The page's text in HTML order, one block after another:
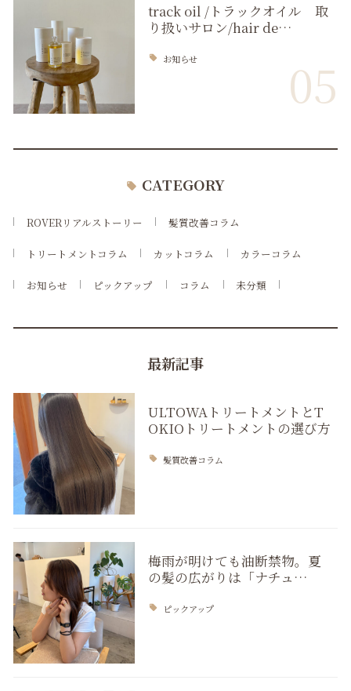
track oil /トラックオイル 取
り扱いサロン/hair de…
お知らせ 05
CATEGORY
ROVERリアルストーリー 髪質改善コラム
トリートメントコラム カットコラム カラーコラム
お知らせ ピックアップ コラム 未分類
最新記事
ULTOWAトリートメントとT
OKIOトリートメントの選び方
髪質改善コラム
梅雨が明けても油断禁物。夏
の髪の広がりは「ナチュ…
ピックアップ